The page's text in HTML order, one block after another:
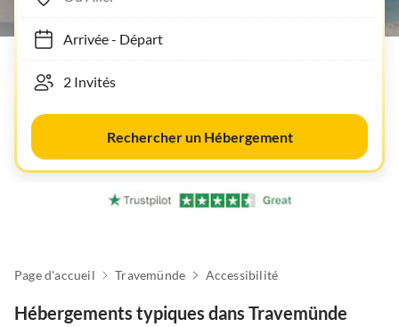
Arrivée- Départ
Rechercher un Hébergement
Page d'accueil Travemünde Accessibilité
Hébergements typiques dans Travemünde